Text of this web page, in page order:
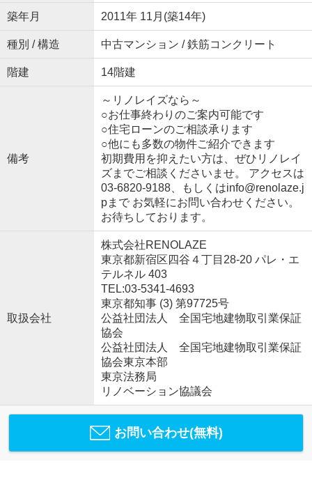
築年月 2011年 11月(築14年)
種別 / 構造 中古マンション / 鉄筋コンクリート
階建 14階建
備考
～リノレイズなら～
○お仕事終わりのご案内可能です
○住宅ローンのご相談承ります
○他にも多数の物件ご紹介できます
初期費用を抑えたい方は、ぜひリノレイ
ズまでご相談くださいませ。 アクセスは
03-6820-9188、もしくはinfo@renolaze.j
pまで お気軽にお問い合わせください。
お待ちしております。
取扱会社
株式会社RENOLAZE
東京都新宿区四谷４丁目28-20 パレ・エ
テルネル 403
TEL:03-5341-4693
東京都知事 (3) 第97725号
公益社団法人 全国宅地建物取引業保証
協会
公益社団法人 全国宅地建物取引業保証
協会東京本部
東京法務局
リノベーション協議会
お問い合わせ(無料)